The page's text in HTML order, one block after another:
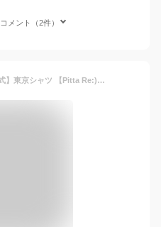
メント（2件）
【58%OFF】【SALE】【公式】東京シャツ 【Pitta Re:)】 カジュアルシャツ ヘビーウェイトネルシャツ 長袖 メンズ